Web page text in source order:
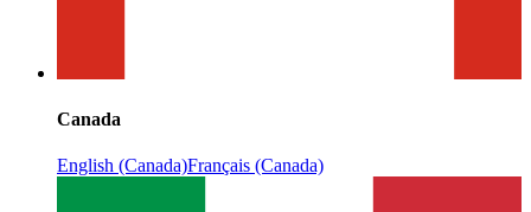
Canada
English (Canada)Français (Canada)